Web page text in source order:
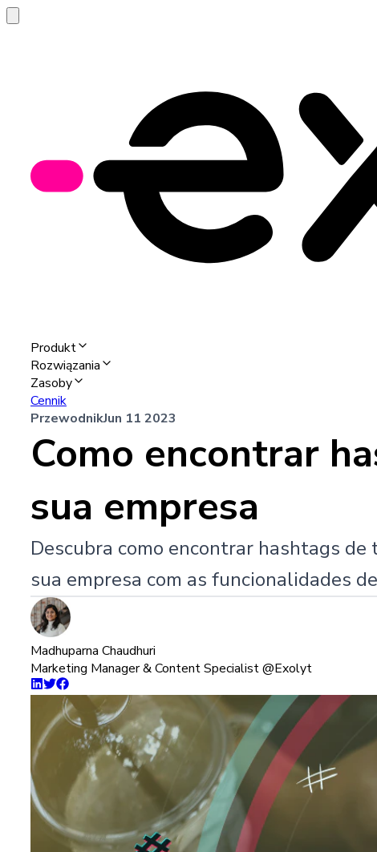
Produkt
Rozwiązania
Zasoby
Cennik
PrzewodnikJun 11 2023
Como encontrar
sua empresa
Descubra como encontrar hashtags
sua empresa com as funcionalidades
Madhuparna Chaudhuri
Marketing Manager & Content Specialist @Exolyt